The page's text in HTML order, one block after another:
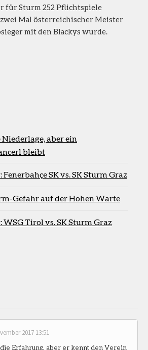
für Sturm 252 Pflichtspiele
Mal österreichischer Meister
mit den Blackys wurde.
aber ein
bleibt
SK vs. SK Sturm Graz
Gefahr auf der Hohen Warte
WSG Tirol vs. SK Sturm Graz
2017 13:51
Erfahrung, aber er kennt den Verein